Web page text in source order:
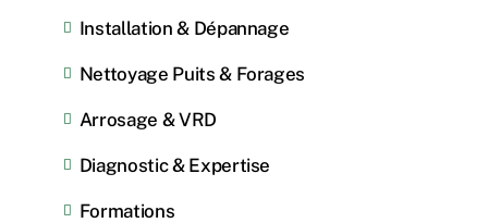
Installation & Dépannage
Nettoyage Puits & Forages
Arrosage & VRD
Diagnostic & Expertise
Formations